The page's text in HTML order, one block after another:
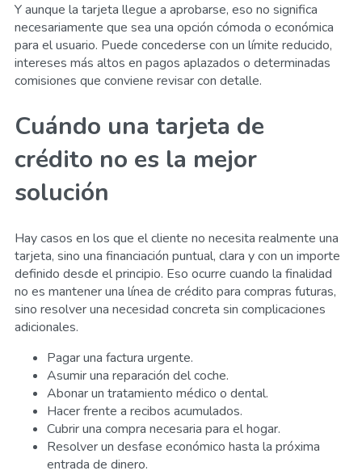
Y aunque la tarjeta llegue a aprobarse, eso no significa
necesariamente que sea una opción cómoda o económica
para el usuario. Puede concederse con un límite reducido,
intereses más altos en pagos aplazados o determinadas
comisiones que conviene revisar con detalle.
Cuándo una tarjeta de
crédito no es la mejor
solución
Hay casos en los que el cliente no necesita realmente una
tarjeta, sino una financiación puntual, clara y con un importe
definido desde el principio. Eso ocurre cuando la finalidad
no es mantener una línea de crédito para compras futuras,
sino resolver una necesidad concreta sin complicaciones
adicionales.
Pagar una factura urgente.
Asumir una reparación del coche.
Abonar un tratamiento médico o dental.
Hacer frente a recibos acumulados.
Cubrir una compra necesaria para el hogar.
Resolver un desfase económico hasta la próxima
entrada de dinero.